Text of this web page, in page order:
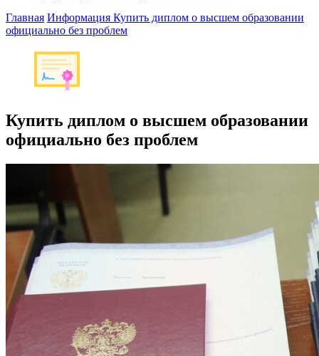
Главная Информация Купить диплом о высшем образовании
официально без проблем
Купить диплом о высшем образовании
официально без проблем